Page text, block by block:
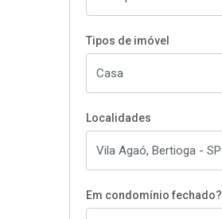
Tipos de imóvel
Localidades
Em condomínio fechado?